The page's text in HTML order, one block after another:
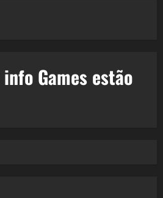
Games estão